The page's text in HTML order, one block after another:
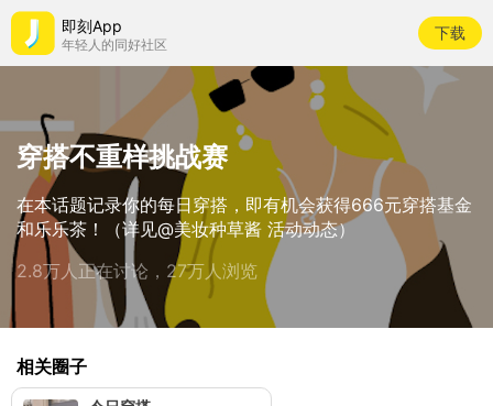
即刻App
年轻人的同好社区
下载
穿搭不重样挑战赛
在本话题记录你的每日穿搭，即有机会获得666元穿搭基金
和乐乐茶！（详见@美妆种草酱 活动动态）
2.8万人正在讨论，27万人浏览
相关圈子